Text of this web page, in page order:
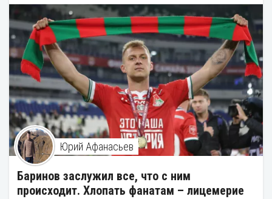
Юрий Афанасьев
Баринов заслужил все, что с ним
происходит. Хлопать фанатам – лицемерие